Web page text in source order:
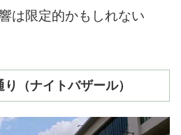
は限定的かもしれない
（ナイトバザール）